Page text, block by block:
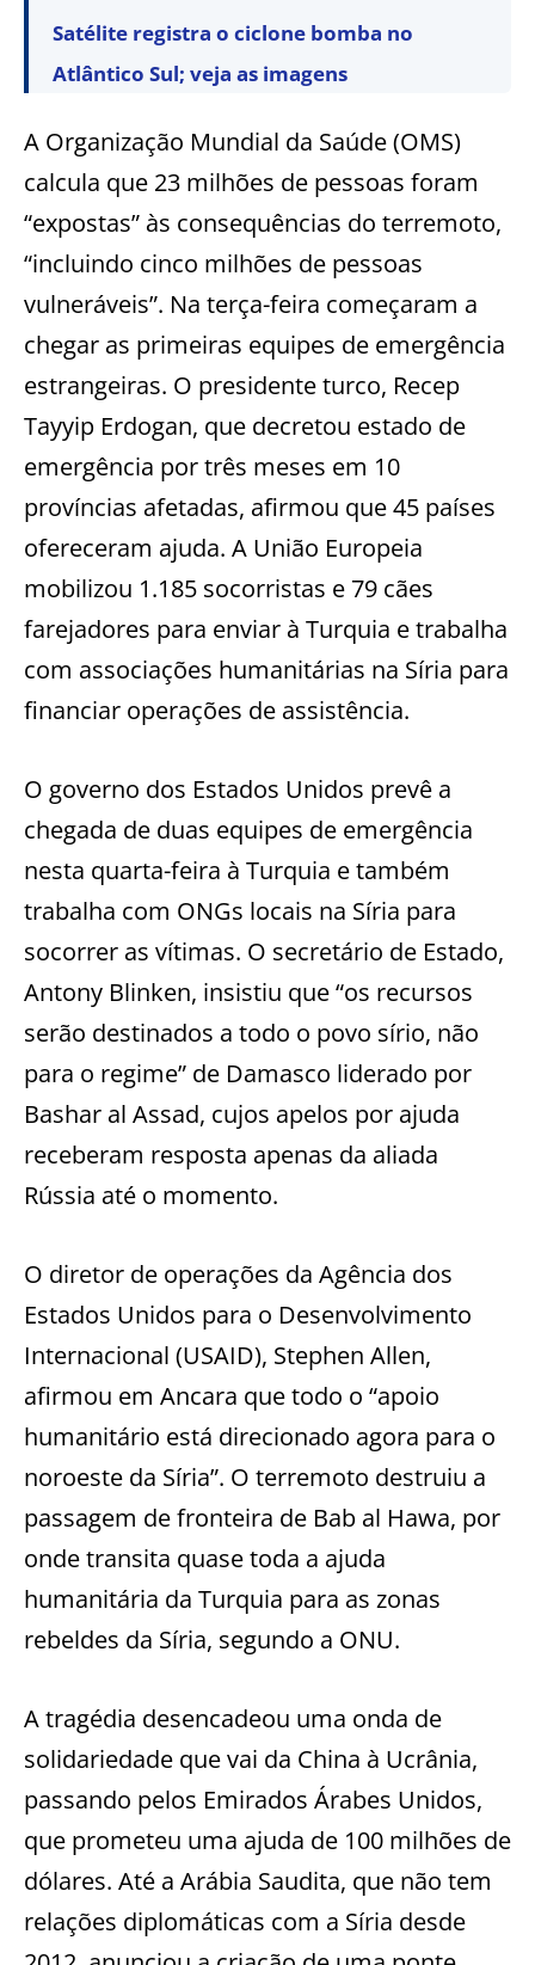
Satélite registra o ciclone bomba no
Atlântico Sul; veja as imagens
A Organização Mundial da Saúde (OMS)
calcula que 23 milhões de pessoas foram
“expostas” às consequências do terremoto,
“incluindo cinco milhões de pessoas
vulneráveis”. Na terça-feira começaram a
chegar as primeiras equipes de emergência
estrangeiras. O presidente turco, Recep
Tayyip Erdogan, que decretou estado de
emergência por três meses em 10
províncias afetadas, afirmou que 45 países
ofereceram ajuda. A União Europeia
mobilizou 1.185 socorristas e 79 cães
farejadores para enviar à Turquia e trabalha
com associações humanitárias na Síria para
financiar operações de assistência.
O governo dos Estados Unidos prevê a
chegada de duas equipes de emergência
nesta quarta-feira à Turquia e também
trabalha com ONGs locais na Síria para
socorrer as vítimas. O secretário de Estado,
Antony Blinken, insistiu que “os recursos
serão destinados a todo o povo sírio, não
para o regime” de Damasco liderado por
Bashar al Assad, cujos apelos por ajuda
receberam resposta apenas da aliada
Rússia até o momento.
O diretor de operações da Agência dos
Estados Unidos para o Desenvolvimento
Internacional (USAID), Stephen Allen,
afirmou em Ancara que todo o “apoio
humanitário está direcionado agora para o
noroeste da Síria”. O terremoto destruiu a
passagem de fronteira de Bab al Hawa, por
onde transita quase toda a ajuda
humanitária da Turquia para as zonas
rebeldes da Síria, segundo a ONU.
A tragédia desencadeou uma onda de
solidariedade que vai da China à Ucrânia,
passando pelos Emirados Árabes Unidos,
que prometeu uma ajuda de 100 milhões de
dólares. Até a Arábia Saudita, que não tem
relações diplomáticas com a Síria desde